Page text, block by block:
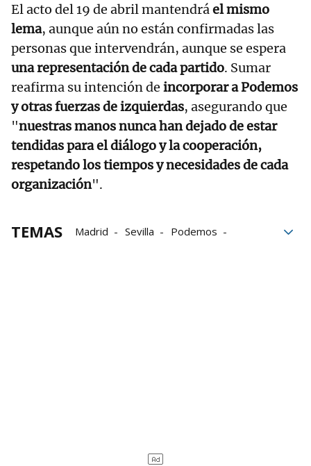
El acto del 19 de abril mantendráel mismo
lema, aunque aún no están confirmadas las
personas que intervendrán, aunque se espera
una representación de cada partido. Sumar
reafirma su intención de incorporar a Podemos
y otras fuerzas de izquierdas, asegurando que
"nuestras manos nunca han dejado de estar
tendidas para el diálogo y la cooperación,
respetando los tiempos y necesidades de cada
organización".
TEMAS Madrid Sevilla
Podemos